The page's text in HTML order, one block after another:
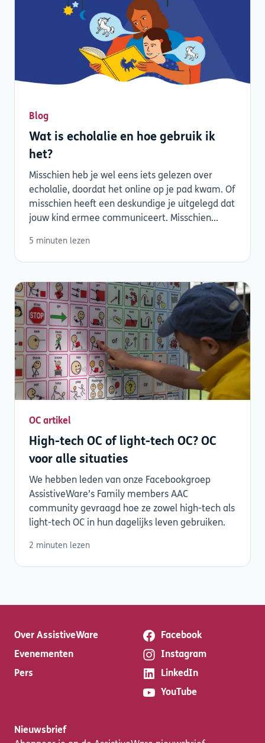
Blog
Wat is echolalie en hoe gebruik ik
het?
Misschien heb je wel eens iets gelezen over
echolalie, doordat het online op je pad kwam. Of
misschien heeft een deskundige je uitgelegd dat
jouw kind ermee communiceert. Misschien...
5 minuten lezen
OC artikel
High-tech OC of light-tech OC? OC
voor alle situaties
We hebben leden van onze Facebookgroep
AssistiveWare’s Family members AAC
community gevraagd hoe ze zowel high-tech als
light-tech OC in hun dagelijks leven gebruiken.
2 minuten lezen
Over AssistiveWare
Evenementen
Pers
Facebook
Instagram
LinkedIn
YouTube
Nieuwsbrief